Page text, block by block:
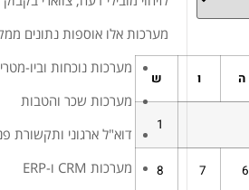
ה ו ש
1
6
7
8
מערכות אלו אוספות נתונים
מערכות נוכחות וביו-
מערכות שכר והטבות
דוא"ל ארגוני ותקשורת
מערכות CRM ו-ERP